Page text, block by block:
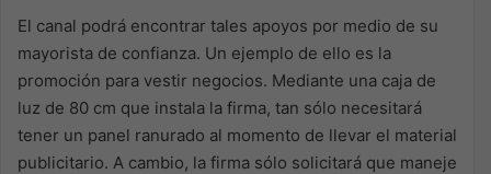
El canal podrá encontrar tales apoyos por medio de su
mayorista de confianza. Un ejemplo de ello es la
promoción para vestir negocios. Mediante una caja de
luz de 80 cm que instala la firma, tan sólo necesitará
tener un panel ranurado al momento de llevar el material
publicitario. A cambio, la firma sólo solicitará que maneje